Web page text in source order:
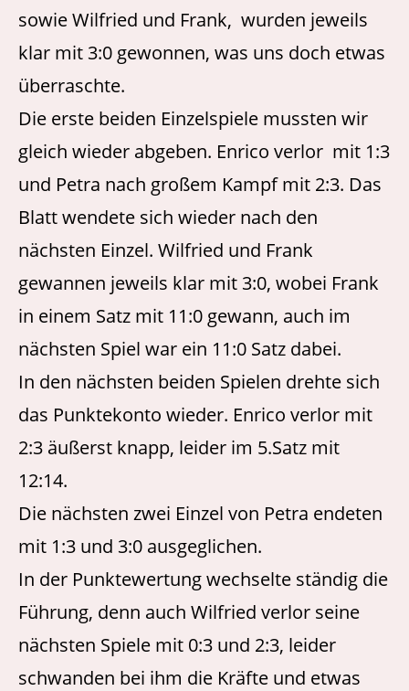
sowie Wilfried und Frank, wurden jeweils
klar mit 3:0 gewonnen, was uns doch etwas
überraschte.
Die erste beiden Einzelspiele mussten wir
gleich wieder abgeben. Enrico verlor mit 1:3
und Petra nach großem Kampf mit 2:3. Das
Blatt wendete sich wieder nach den
nächsten Einzel. Wilfried und Frank
gewannen jeweils klar mit 3:0, wobei Frank
in einem Satz mit 11:0 gewann, auch im
nächsten Spiel war ein 11:0 Satz dabei.
In den nächsten beiden Spielen drehte sich
das Punktekonto wieder. Enrico verlor mit
2:3 äußerst knapp, leider im 5.Satz mit
12:14.
Die nächsten zwei Einzel von Petra endeten
mit 1:3 und 3:0 ausgeglichen.
In der Punktewertung wechselte ständig die
Führung, denn auch Wilfried verlor seine
nächsten Spiele mit 0:3 und 2:3, leider
schwanden bei ihm die Kräfte und etwas